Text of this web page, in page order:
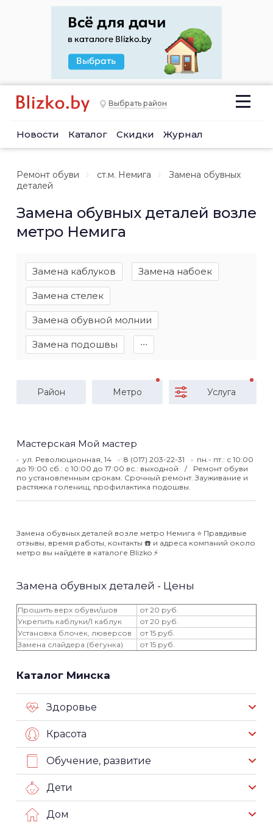
Выбрать район
Новости Каталог Скидки Журнал
Ремонт обуви ст.м. Немига
Замена обувных
деталей
Замена обувных деталей возле
метро Немига
Замена каблуков Замена набоек
Замена стелек
Замена обувной молнии
Замена подошвы ∙∙∙
Район Метро Услуга
Мастерская Мой мастер
ул. Революционная, 14 8 (017) 203-22-31
пн.- пт.: с 10:00
до 19:00 сб.: с 10:00 до 17:00 вс.: выходной
Ремонт обуви
по установленным срокам. Срочный ремонт. Зауживание и
растяжка голенищ, профилактика подошвы.
Замена обувных деталей возле метро Немига ⭐️ Правдивые
отзывы, время работы, контакты ☎️ и адреса компаний около
метро вы найдёте в каталоге Blizko ⚡️
Замена обувных деталей - Цены
Прошить верх обуви/шов
от 20 руб.
Укрепить каблуки/1 каблук
от 20 руб.
Установка блочек, люверсов
от 15 руб.
Замена слайдера (бегунка)
от 15 руб.
Каталог Минска
Здоровье
Красота
Обучение, развитие
Дети
Дом